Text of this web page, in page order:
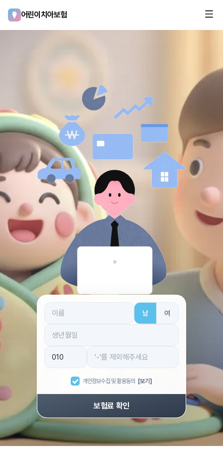
어린이치아보험
남 여
개인정보수집 및 활용동의 [보기]
보험료 확인